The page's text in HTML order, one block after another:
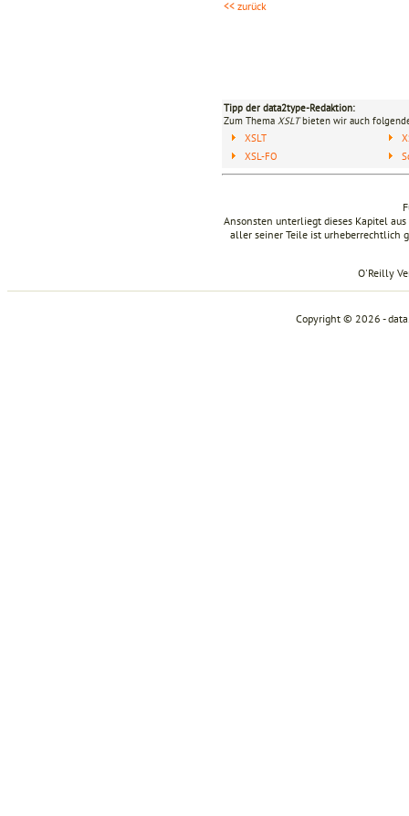
<< zurück
Tipp der data2type-Redaktion:
Zum Thema XSLTbieten wir auch
XSLT
XSL-FO
Ansonsten unterliegt dieses Kapitel aus
aller seiner Teile ist urheberrechtlich
O'Reilly
Copyright © 2026 -